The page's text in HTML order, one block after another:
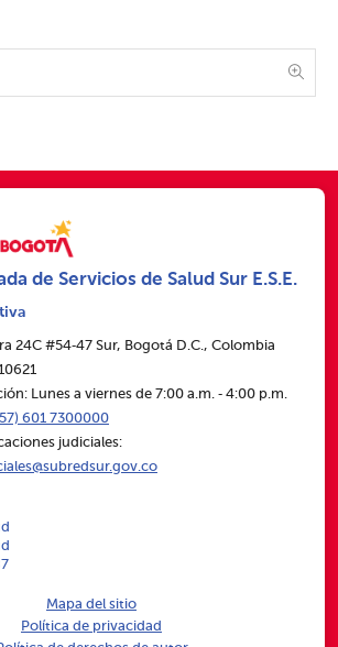
de Servicios de Salud Sur E.S.E.
24C #54‑47 Sur, Bogotá D.C., Colombia
Lunes a viernes de 7:00 a.m. ‑ 4:00 p.m.
601 7300000
judiciales:
Mapa del sitio
Política de privacidad